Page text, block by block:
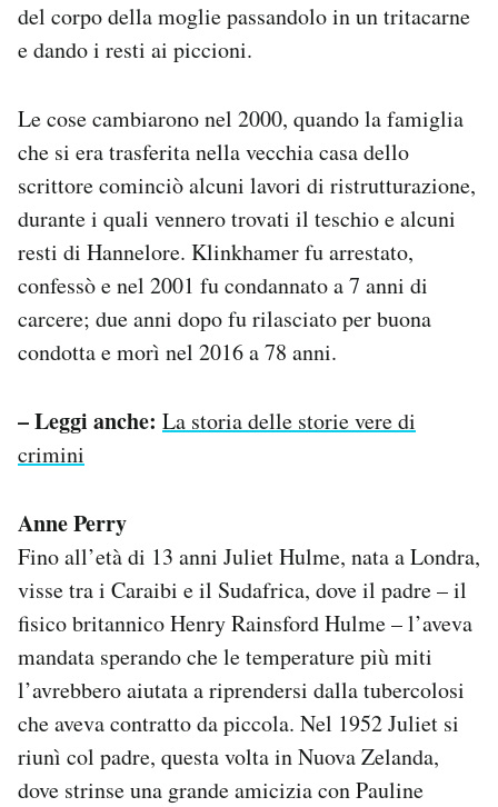
del corpo della moglie passandolo in un tritacarne
e dando i resti ai piccioni.
Le cose cambiarono nel 2000, quando la famiglia
che si era trasferita nella vecchia casa dello
scrittore cominciò alcuni lavori di ristrutturazione,
durante i quali vennero trovati il teschio e alcuni
resti di Hannelore. Klinkhamer fu arrestato,
confessò e nel 2001 fu condannato a 7 anni di
carcere; due anni dopo fu rilasciato per buona
condotta e morì nel 2016 a 78 anni.
– Leggi anche: La storia delle storie vere di
crimini
Anne Perry
Fino all’età di 13 anni Juliet Hulme, nata a Londra,
visse tra i Caraibi e il Sudafrica, dove il padre – il
fisico britannico Henry Rainsford Hulme – l’aveva
mandata sperando che le temperature più miti
l’avrebbero aiutata a riprendersi dalla tubercolosi
che aveva contratto da piccola. Nel 1952 Juliet si
riunì col padre, questa volta in Nuova Zelanda,
dove strinse una grande amicizia con Pauline